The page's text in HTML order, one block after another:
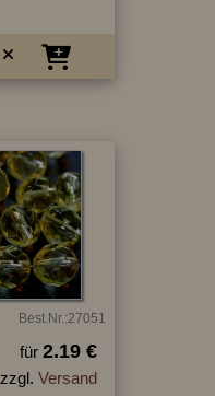
Best.Nr.:27051
für 2.19 €
zzgl. Versand